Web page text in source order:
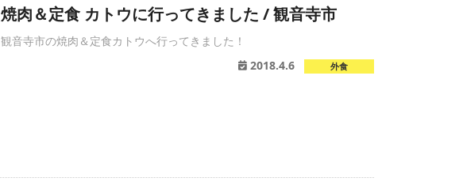
焼肉＆定食 カトウに行ってきました / 観音寺市
観音寺市の焼肉＆定食カトウへ行ってきました！
2018.4.6
外食